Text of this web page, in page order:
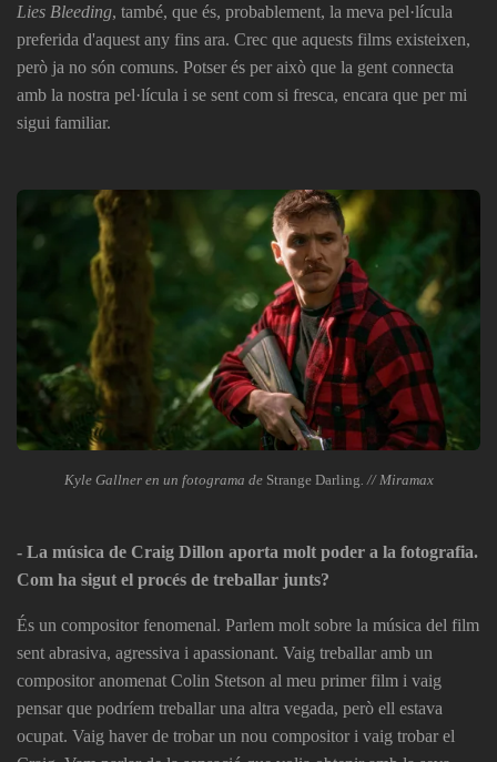
Lies Bleeding, també, que és, probablement, la meva pel·lícula
preferida d'aquest any fins ara. Crec que aquests films existeixen,
però ja no són comuns. Potser és per això que la gent connecta
amb la nostra pel·lícula i se sent com si fresca, encara que per mi
sigui familiar.
Kyle Gallner en un fotograma de Strange Darling . // Miramax
- La música de Craig Dillon aporta molt poder a la fotografia.
Com ha sigut el procés de treballar junts?
És un compositor fenomenal. Parlem molt sobre la música del film
sent abrasiva, agressiva i apassionant. Vaig treballar amb un
compositor anomenat Colin Stetson al meu primer film i vaig
pensar que podríem treballar una altra vegada, però ell estava
ocupat. Vaig haver de trobar un nou compositor i vaig trobar el